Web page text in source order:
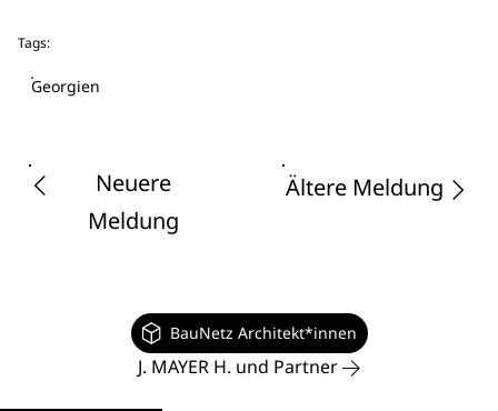
Tags:
Georgien
Neuere
Meldung
Ältere Meldung
BauNetz Architekt*innen
J. MAYER H. und Partner